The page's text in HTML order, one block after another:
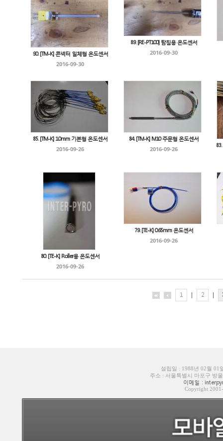
90. [TM-K] 콘넥터 일체형 온도센서
2016-09-30
89. [RE-PT100] 탐침용 온도센서
2016-09-30
85. [TM-K] 1.0mm 기본형 온도센서
2016-09-26
84. [TM-K] M10 주문형 온도센서
2016-09-26
80. [TE-K] Roller용 온도센서
2016-09-26
79. [TE-K] 0.65mm 온도센서
2016-09-26
1 | 2 |
설립일 : 1988년 02월
주소 : 서울특별시 마포구 방
이메일 :
Copyright